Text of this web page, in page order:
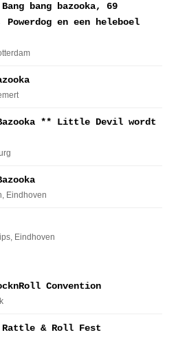
bang bazooka, 69
Powerdog en een heleboel
Bazooka ** Little Devil wordt
, Eindhoven
, Eindhoven
Convention
Rattle & Roll Fest